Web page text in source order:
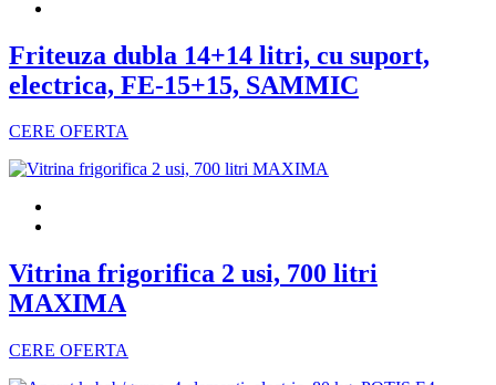
Friteuza dubla 14+14 litri, cu suport,
electrica, FE-15+15, SAMMIC
CERE OFERTA
Vitrina frigorifica 2 usi, 700 litri
MAXIMA
CERE OFERTA